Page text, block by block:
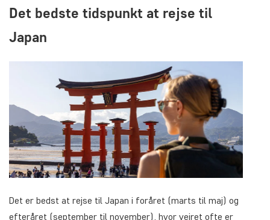
Det bedste tidspunkt at rejse til
Japan
Det er bedst at rejse til Japan i foråret (marts til maj) og
efteråret (september til november), hvor vejret ofte er